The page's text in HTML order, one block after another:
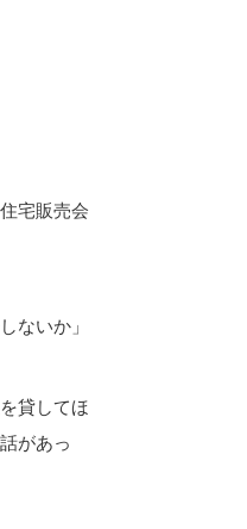
宅販売会
ないか」
貸してほ
があっ